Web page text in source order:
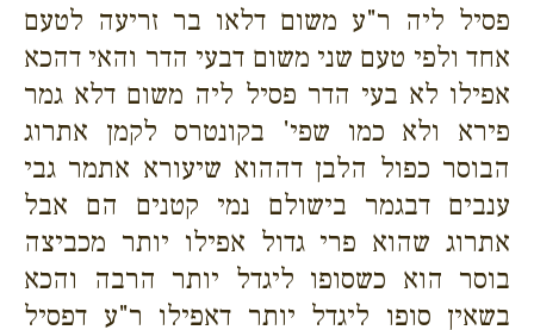
פסיל ליה ר"ע משום דלאו בר זריעה לטעם
אחד ולפי טעם שני משום דבעי הדר והאי דהכא
אפילו לא בעי הדר פסיל ליה משום דלא גמר
פירא ולא כמו שפי' בקונטרס לקמן אתרוג
הבוסר כפול הלבן דההוא שיעורא אתמר גבי
ענבים דבגמר בישולם נמי קטנים הם אבל
אתרוג שהוא פרי גדול אפילו יותר מכביצה
בוסר הוא כשסופו ליגדל יותר הרבה והכא
בשאין סופו ליגדל יותר דאפילו ר"ע דפסיל